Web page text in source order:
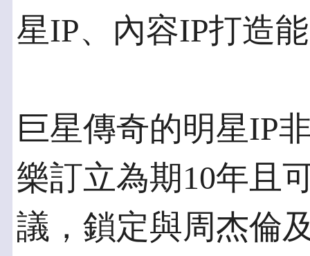
星IP、內容IP打造
巨星傳奇的明星IP
樂訂立為期10年且
議，鎖定與周杰倫